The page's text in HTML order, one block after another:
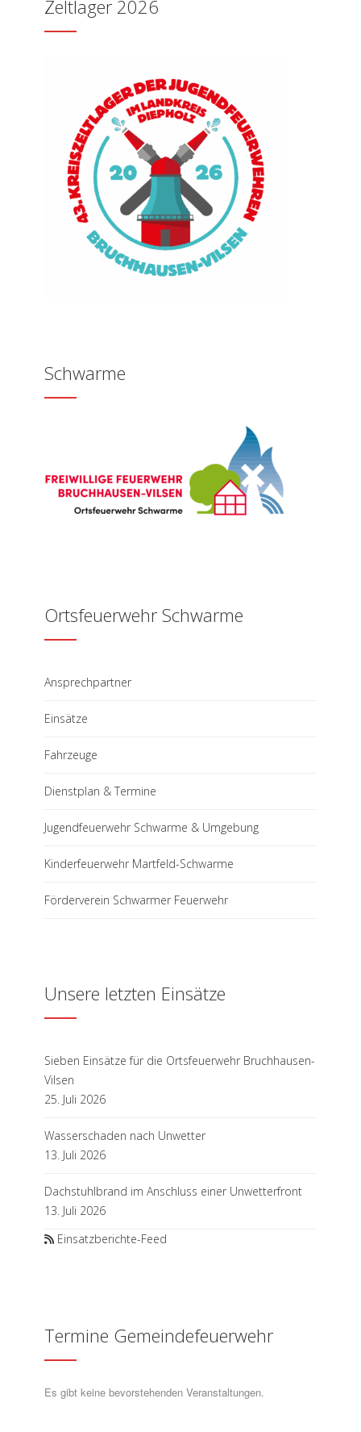
Zeltlager 2026
Schwarme
Ortsfeuerwehr Schwarme
Ansprechpartner
Einsätze
Fahrzeuge
Dienstplan & Termine
Jugendfeuerwehr Schwarme & Umgebung
Kinderfeuerwehr Martfeld-Schwarme
Förderverein Schwarmer Feuerwehr
Unsere letzten Einsätze
Sieben Einsätze für die Ortsfeuerwehr Bruchhausen-
Vilsen
25. Juli 2026
Wasserschaden nach Unwetter
13. Juli 2026
Dachstuhlbrand im Anschluss einer Unwetterfront
13. Juli 2026
Einsatzberichte-Feed
Termine Gemeindefeuerwehr
Es gibt keine bevorstehenden Veranstaltungen.